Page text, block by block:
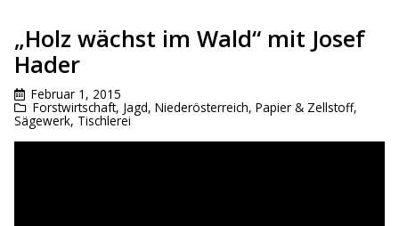
„Holz wächst im Wald“ mit Josef
Hader
Februar 1, 2015
Forstwirtschaft, Jagd, Niederösterreich, Papier & Zellstoff,
Sägewerk, Tischlerei